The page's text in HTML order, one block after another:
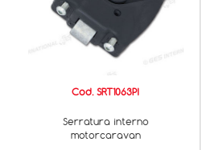
Cod. SRT1063PI
Serratura interno
motorcaravan